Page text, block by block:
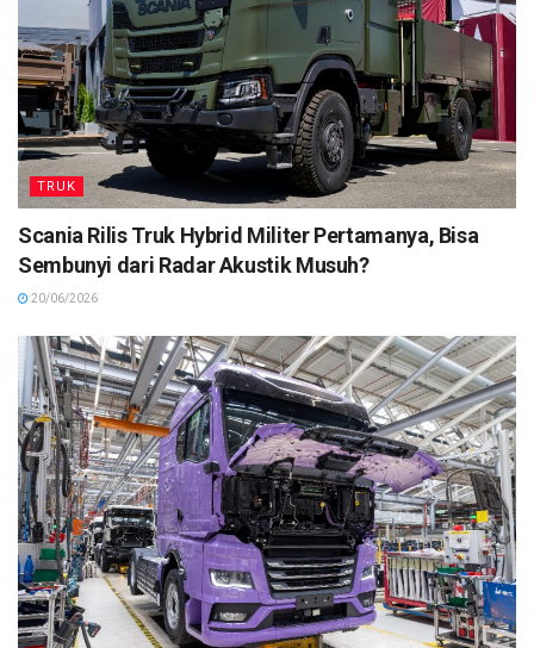
TRUK
Scania Rilis Truk Hybrid Militer Pertamanya, Bisa
Sembunyi dari Radar Akustik Musuh?
20/06/2026